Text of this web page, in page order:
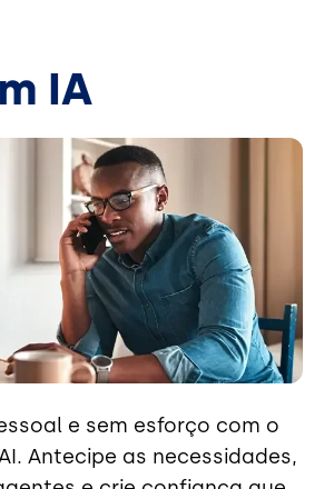
IA
e sem esforço com o
Antecipe as necessidades,